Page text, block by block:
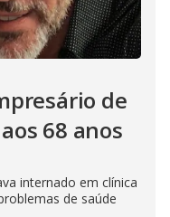
de
68 anos
internado em clínica
de saúde